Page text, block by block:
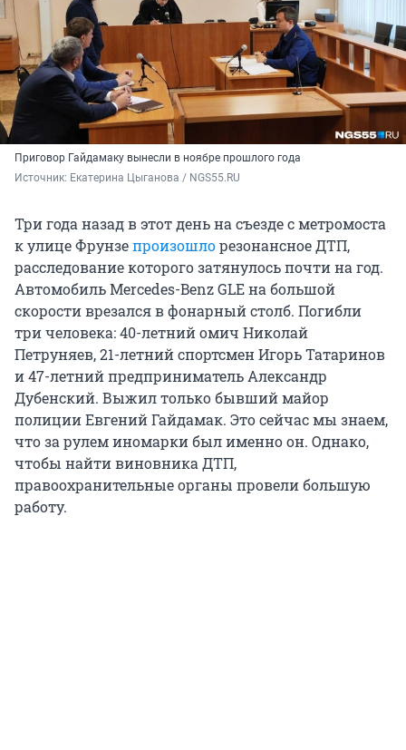
Приговор Гайдамаку вынесли в ноябре прошлого года
Источник: Екатерина Цыганова / NGS55.RU
Три года назад в этот день на съезде с метромоста
к улице Фрунзепроизошлорезонансное ДТП,
расследование которого затянулось почти на год.
Автомобиль Mercedes-Benz GLE на большой
скорости врезался в фонарный столб. Погибли
три человека: 40-летний омич Николай
Петруняев, 21-летний спортсмен Игорь Татаринов
и 47-летний предприниматель Александр
Дубенский. Выжил только бывший майор
полиции Евгений Гайдамак. Это сейчас мы знаем,
что за рулем иномарки был именно он. Однако,
чтобы найти виновника ДТП,
правоохранительные органы провели большую
работу.